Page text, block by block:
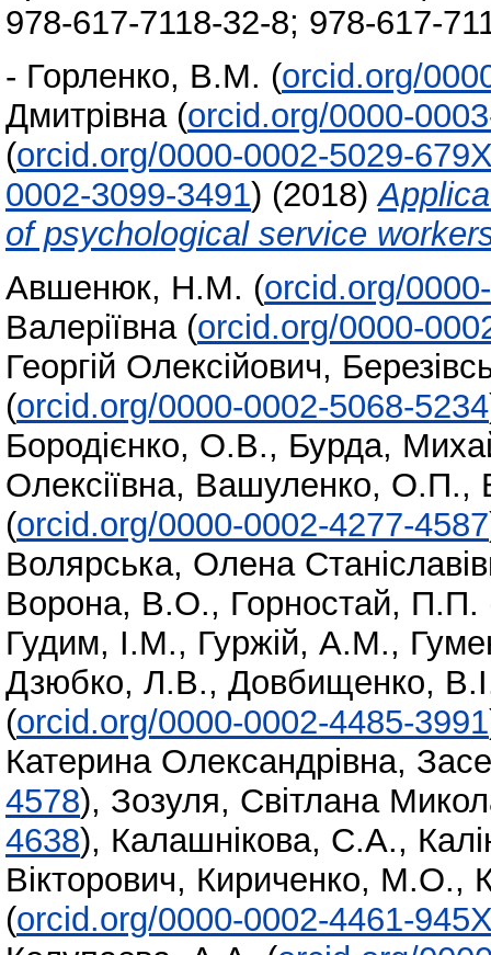
978-617-7118-32-8; 978-617-
- Горленко, В.М. (orcid.org/
Дмитрівна (orcid.org/0000-
(orcid.org/0000-0002-5029-
0002-3099-3491) (2018)
of psychological service
Авшенюк, Н.М. (orcid.org/
Валеріївна (orcid.org/0000-
Георгій Олексійович,
(orcid.org/0000-0002-5068-5234
Бородієнко, О.В., Бурда,
Олексіївна, Вашуленко, О.П.,
(orcid.org/0000-0002-4277-4587
Волярська, Олена
Ворона, В.О., Горностай, П.П.
Гудим, І.М., Гуржій, А.М.,
Дзюбко, Л.В., Довбищенко,
(orcid.org/0000-0002-4485-3991
Катерина Олександрівна,
4578), Зозуля, Світлана
4638), Калашнікова, С.А.,
Вікторович, Кириченко, М.О.,
(orcid.org/0000-0002-4461-